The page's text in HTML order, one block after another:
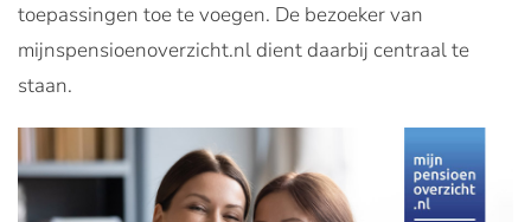
toepassingen toe te voegen. De bezoeker van
mijnspensioenoverzicht.nl dient daarbij centraal te
staan.